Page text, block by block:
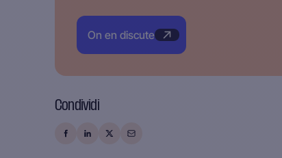
On en discute
Condividi